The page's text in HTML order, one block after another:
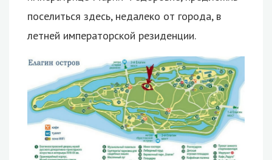
поселиться здесь, недалеко от города, в
летней императорской резиденции.